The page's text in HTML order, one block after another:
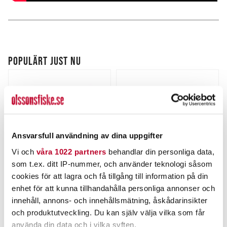
Ansvarsfull användning av dina uppgifter
Vi och våra 1022 partners behandlar din personliga data,
som t.ex. ditt IP-nummer, och använder teknologi såsom
cookies för att lagra och få tillgång till information på din
enhet för att kunna tillhandahålla personliga annonser och
innehåll, annons- och innehållsmätning, åskådarinsikter
och produktutveckling. Du kan själv välja vilka som får
använda din data och i vilka syften.
POPULÄRT JUST NU
POWER TACKLE
Peang Böjd 20cm
Nuvarande pris:
89,00 krTidigare pris:
89,00 kr
100,00 kr
OLSSONS FISKE
Olssons Fiske Buff
Pris: 49,00 kr
49,00 kr